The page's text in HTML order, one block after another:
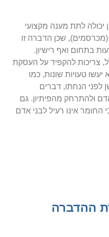
לתת מענה מקצועי
(מכרסמים), שכן הדברה זו
בתחום ואף רישיון.
צריכות להקפיד על העסקת
טעויות שונות, כמו
לפני הנחתו, דברים
ולהתרחק מהפיתיון. גם
אינו רעיל לבני אדם
ההדברה